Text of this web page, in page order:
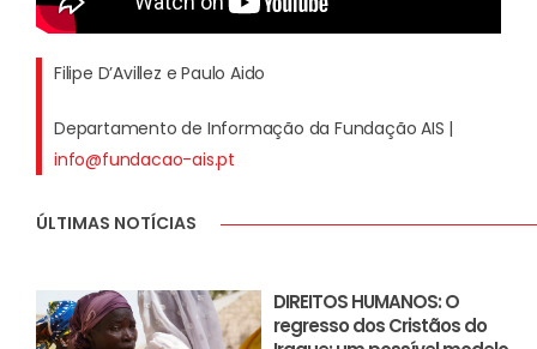
Filipe D’Avillez e Paulo Aido
Departamento de Informação da Fundação AIS |
info@fundacao-ais.pt
ÚLTIMAS NOTÍCIAS
DIREITOS HUMANOS: O
regresso dos Cristãos do